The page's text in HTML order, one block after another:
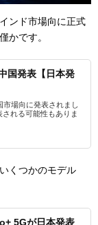
ンド市場向に正式
かです。
国発表【日本発
市場向に発表されまし
れる可能性もありま
くつかのモデル
5Gが日本発表